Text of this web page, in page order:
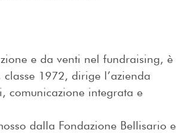
e da venti nel fundraising, è
1972, dirige l’azienda
comunicazione integrata e
dalla Fondazione Bellisario e